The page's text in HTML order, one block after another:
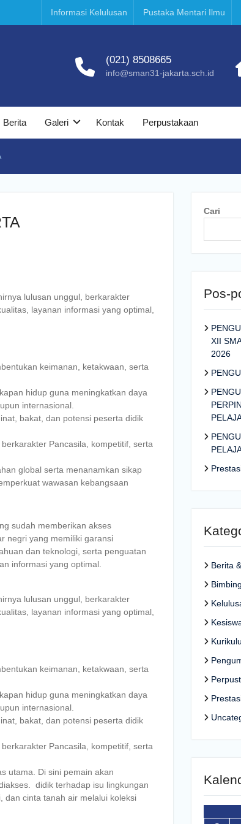
Informasi Kelulusan Pustaka Mentari Ilmu
(021) 8508665
info@sman31-jakarta.sch.id
Berita Galeri Kontak Perpustakaan
lulusan unggul, berkarakter
layanan informasi yang optimal,
keimanan, ketakwaan, serta
hidup guna meningkatkan daya
internasional.
bakat, dan potensi peserta didik
Pancasila, kompetitif, serta
global serta menanamkan sikap
wawasan kebangsaan
sudah memberikan akses
negri yang memiliki garansi
dan teknologi, serta penguatan
informasi yang optimal.
lulusan unggul, berkarakter
layanan informasi yang optimal,
keimanan, ketakwaan, serta
hidup guna meningkatkan daya
internasional.
bakat, dan potensi peserta didik
Pancasila, kompetitif, serta
utama. Di sini pemain akan
didik terhadap isu lingkungan
dan cinta tanah air melalui koleksi
Cari
Pos-
XII
2026
Berita